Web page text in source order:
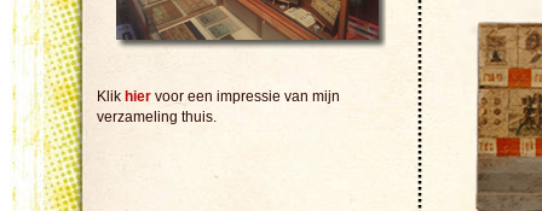
Klik hier voor een impressie van mijn
verzameling thuis.